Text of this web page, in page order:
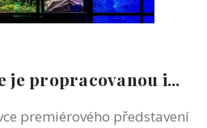
je propracovanou i...
premiérového představení